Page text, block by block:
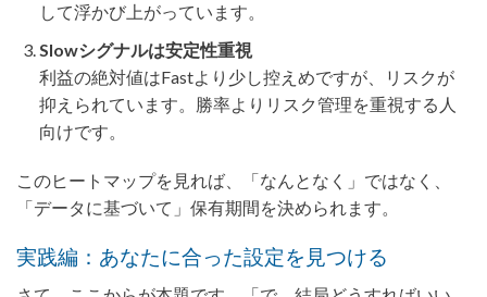
して浮かび上がっています。
Slowシグナルは安定性重視
利益の絶対値はFastより少し控えめですが、リスクが
抑えられています。勝率よりリスク管理を重視する人
向けです。
このヒートマップを見れば、「なんとなく」ではなく、
「データに基づいて」保有期間を決められます。
実践編：あなたに合った設定を見つける